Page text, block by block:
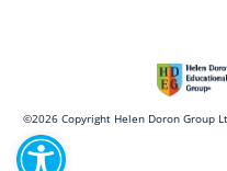
Open
©2026 Copyright Helen Doron Group